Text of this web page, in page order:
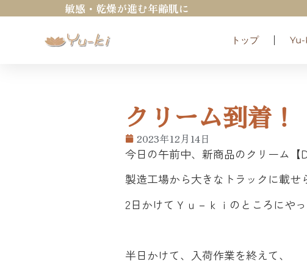
敏感・乾燥が進む年齢肌に
トップ Yu-
クリーム到着！
2023年12月14日
今日の午前中、新商品のクリーム【
製造工場から大きなトラックに載せ
2日かけてＹｕ－ｋｉのところにやっ
半日かけて、入荷作業を終えて、